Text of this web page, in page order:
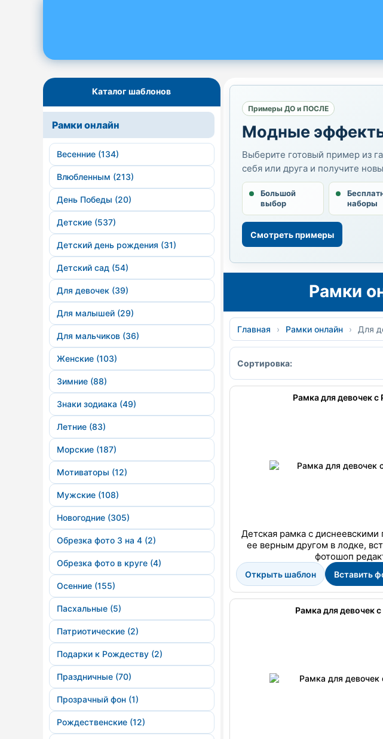
Каталог шаблонов
Рамки онлайн
Весенние (134)
Влюбленным (213)
День Победы (20)
Детские (537)
Детский день рождения (31)
Детский сад (54)
Для девочек (39)
Для малышей (29)
Для мальчиков (36)
Женские (103)
Зимние (88)
Знаки зодиака (49)
Летние (83)
Морские (187)
Мотиваторы (12)
Мужские (108)
Новогодние (305)
Обрезка фото 3 на 4 (2)
Обрезка фото в круге (4)
Осенние (155)
Пасхальные (5)
Патриотические (2)
Подарки к Рождеству (2)
Праздничные (70)
Прозрачный фон (1)
Рождественские (12)
Примеры ДО и ПОСЛЕ
Модные
Выберите готовый пример из
себя или друга и получите
Большой
выбор
наборы
Смотреть примеры
Рамки
Главная › Рамки онлайн › Для
Сортировка:
Рамка для девочек с
Детская рамка с
ее верным другом в лодке,
фотошоп
Открыть шаблон Вставить
Рамка для девочек